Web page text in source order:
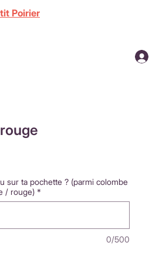
Poirier
sur ta pochette ? (parmi colombe
/ rouge) *
0/500